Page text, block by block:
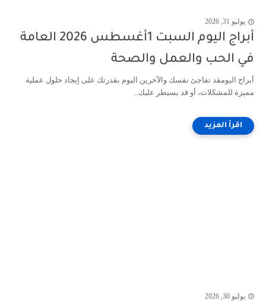
يوليو 31, 2026
أبراج اليوم السبت 1أغسطس 2026 العامة
في الحب والعمل والصحة
أبراج اليومقد تفاجئ نفسك والآخرين اليوم بقدرتك على إيجاد حلول عملية
مميزة للمشكلات، أو قد يسيطر عليك...
يوليو 30, 2026